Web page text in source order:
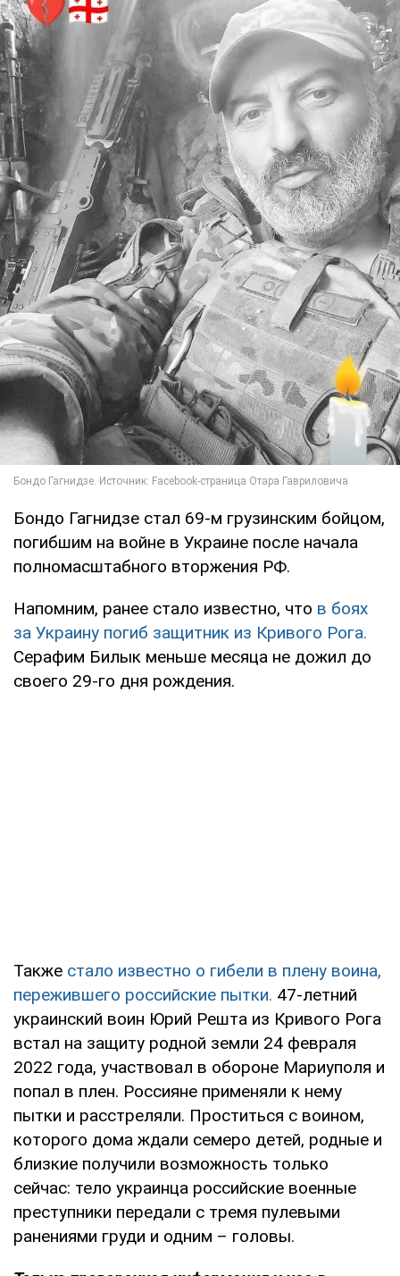
Бондо Гагнидзе стал 69-м грузинским бойцом,
погибшим на войне в Украине после начала
полномасштабного вторжения РФ.
Напомним, ранее стало известно, что в боях
за Украину погиб защитник из Кривого Рога.
Серафим Билык меньше месяца не дожил до
своего 29-го дня рождения.
Также стало известно о гибели в плену воина,
пережившего российские пытки. 47-летний
украинский воин Юрий Решта из Кривого Рога
встал на защиту родной земли 24 февраля
2022 года, участвовал в обороне Мариуполя и
попал в плен. Россияне применяли к нему
пытки и расстреляли. Проститься с воином,
которого дома ждали семеро детей, родные и
близкие получили возможность только
сейчас: тело украинца российские военные
преступники передали с тремя пулевыми
ранениями груди и одним – головы.